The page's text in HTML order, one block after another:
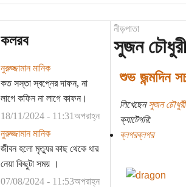
কলরব
নুরুজ্জামান মানিক
কত সস্তা স্বপ্নের দাফন, না
লাগে কফিন না লাগে কাফন।
18/11/2024 - 11:31অপরাহ্ন
নুরুজ্জামান মানিক
জীবন হলো মৃত্যুর কাছ থেকে ধার
নেয়া কিছুটা সময় ।
07/08/2024 - 11:53অপরাহ্ন
নীড়পাতা
সুজন
শুভ জন্মদিন
লিখেছেনসুজন চৌধুরী
ক্যাটেগরি:
ব্লগরব্লগর